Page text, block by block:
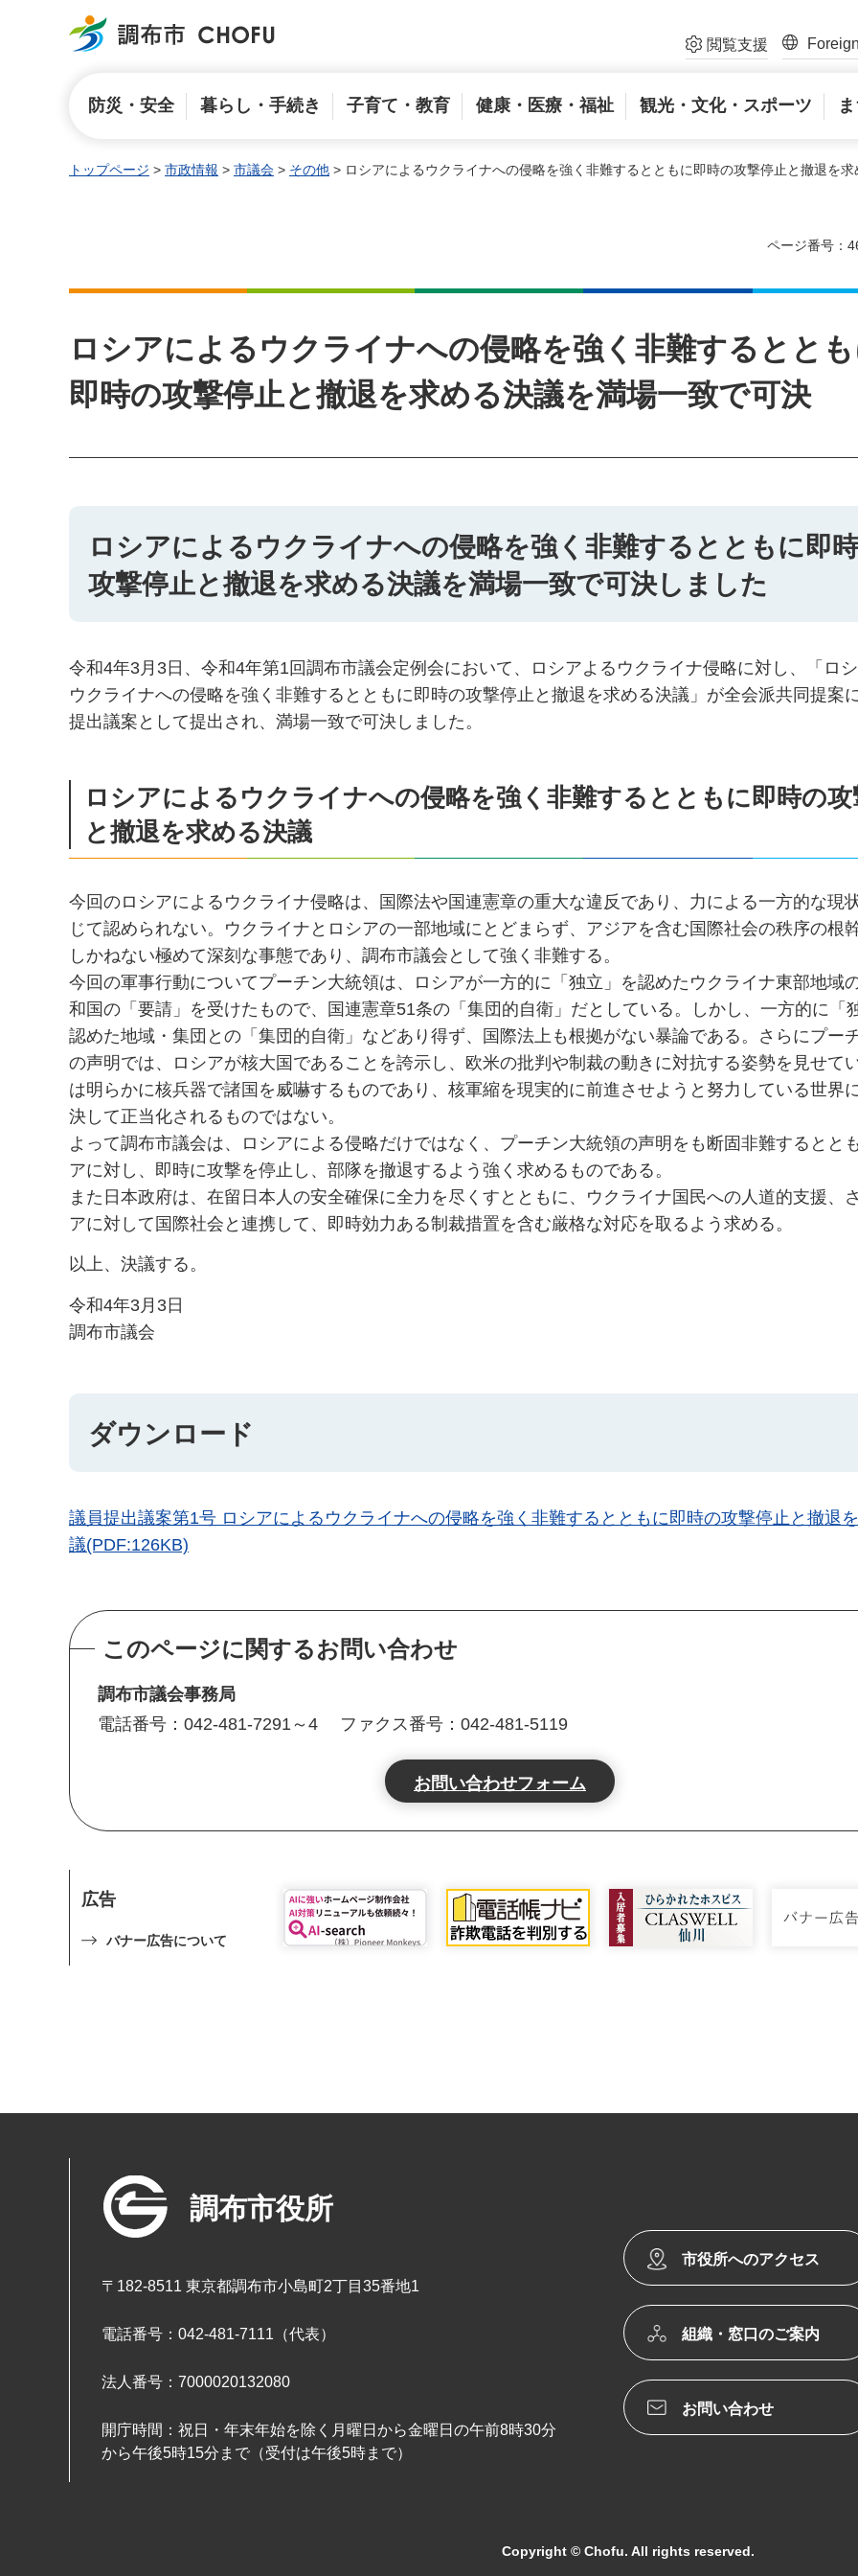
調布市 閲覧支援
防災・安全 暮らし・手続き 子育て・教育 健康・医療・福祉 観光・文化・スポーツ
トップページ > 市政情報 > 市議会 > その他 > ロシアによるウクライナへの侵略を強く非難するとともに即時の攻撃停止と撤退を
ページ番号：
ロシアによるウクライナへの侵略を強く非難するとと
即時の攻撃停止と撤退を求める決議を満場一致で可決
ロシアによるウクライナへの侵略を強く非難するとともに即
攻撃停止と撤退を求める決議を満場一致で可決しました
令和4年3月3日、令和4年第1回調布市議会定例会において、ロシアよるウクライナ侵略に対し、「ロ
ウクライナへの侵略を強く非難するとともに即時の攻撃停止と撤退を求める決議」が全会派共同提案
提出議案として提出され、満場一致で可決しました。
ロシアによるウクライナへの侵略を強く非難するとともに即時の攻
と撤退を求める決議
今回のロシアによるウクライナ侵略は、国際法や国連憲章の重大な違反であり、力による一方的な現
じて認められない。ウクライナとロシアの一部地域にとどまらず、アジアを含む国際社会の秩序の根
しかねない極めて深刻な事態であり、調布市議会として強く非難する。
今回の軍事行動についてプーチン大統領は、ロシアが一方的に「独立」を認めたウクライナ東部地域
和国の「要請」を受けたもので、国連憲章51条の「集団的自衛」だとしている。しかし、一方的に「
認めた地域・集団との「集団的自衛」などあり得ず、国際法上も根拠がない暴論である。さらにプー
の声明では、ロシアが核大国であることを誇示し、欧米の批判や制裁の動きに対抗する姿勢を見せて
は明らかに核兵器で諸国を威嚇するものであり、核軍縮を現実的に前進させようと努力している世界に
決して正当化されるものではない。
よって調布市議会は、ロシアによる侵略だけではなく、プーチン大統領の声明をも断固非難するとと
アに対し、即時に攻撃を停止し、部隊を撤退するよう強く求めるものである。
また日本政府は、在留日本人の安全確保に全力を尽くすとともに、ウクライナ国民への人道的支援、
アに対して国際社会と連携して、即時効力ある制裁措置を含む厳格な対応を取るよう求める。
以上、決議する。
令和4年3月3日
調布市議会
ダウンロード
議員提出議案第1号 ロシアによるウクライナへの侵略を強く非難するとともに即時の攻撃停止と撤退
議(PDF:126KB)
このページに関するお問い合わせ
調布市議会事務局
電話番号：042-481-7291～4
ファクス番号：042-481-5119
広告
バナー広告について
調布市役所
〒182-8511 東京都調布市小島町2丁目35番地1
電話番号：042-481-7111（代表）
法人番号：7000020132080
開庁時間：祝日・年末年始を除く月曜日から金曜日の午前8時30分
から午後5時15分まで（受付は午後5時まで）
市役所へのアクセス
組織・窓口のご案内
お問い合わせ
Copyright © Chofu. All rights reserved.